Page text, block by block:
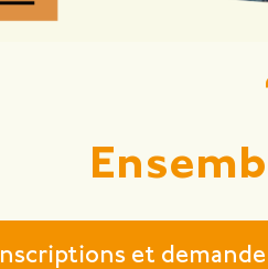
Inscriptions et